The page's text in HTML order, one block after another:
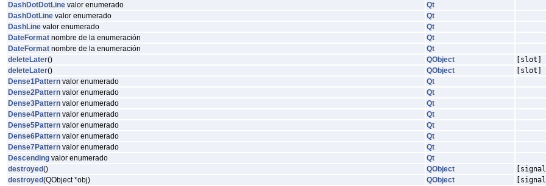
DashDotDotLine valor enumerado
Qt
DashDotLine valor enumerado
Qt
DashLine valor enumerado
Qt
DateFormat nombre de la enumeración
Qt
DateFormat nombre de la enumeración
Qt
deleteLater() QObject
[slot]
deleteLater() QObject
[slot]
Dense1Pattern valor enumerado
Qt
Dense2Pattern valor enumerado
Qt
Dense3Pattern valor enumerado
Qt
Dense4Pattern valor enumerado
Qt
Dense5Pattern valor enumerado
Qt
Dense6Pattern valor enumerado
Qt
Dense7Pattern valor enumerado
Qt
Descending valor enumerado
Qt
destroyed() QObject
destroyed(QObject *obj) QObject